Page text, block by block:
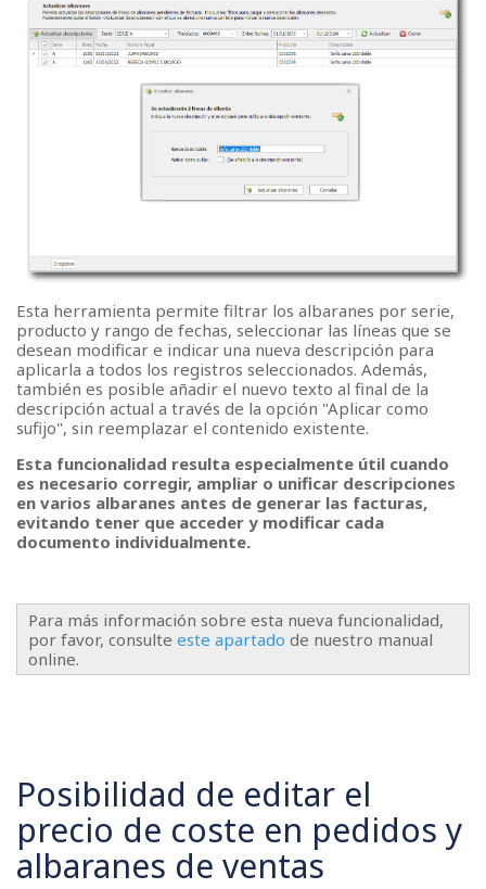
Esta herramienta permite filtrar los albaranes por serie,
producto y rango de fechas, seleccionar las líneas que se
desean modificar e indicar una nueva descripción para
aplicarla a todos los registros seleccionados. Además,
también es posible añadir el nuevo texto al final de la
descripción actual a través de la opción "Aplicar como
sufijo", sin reemplazar el contenido existente.
Esta funcionalidad resulta especialmente útil cuando
es necesario corregir, ampliar o unificar descripciones
en varios albaranes antes de generar las facturas,
evitando tener que acceder y modificar cada
documento individualmente.
Para más información sobre esta nueva funcionalidad,
por favor, consulte este apartado de nuestro manual
online.
Posibilidad de editar el
precio de coste en pedidos y
albaranes de ventas